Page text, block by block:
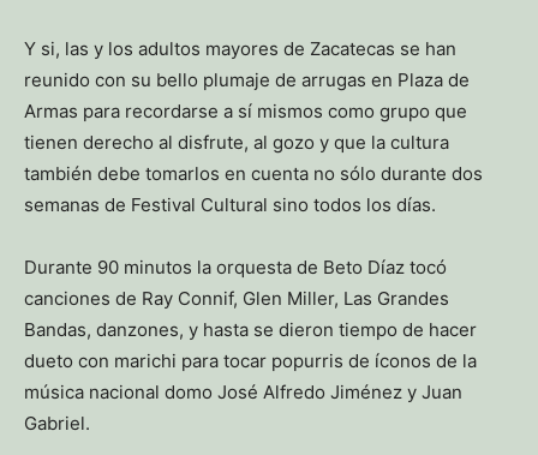
Y si, las y los adultos mayores de Zacatecas se han
reunido con su bello plumaje de arrugas en Plaza de
Armas para recordarse a sí mismos como grupo que
tienen derecho al disfrute, al gozo y que la cultura
también debe tomarlos en cuenta no sólo durante dos
semanas de Festival Cultural sino todos los días.
Durante 90 minutos la orquesta de Beto Díaz tocó
canciones de Ray Connif, Glen Miller, Las Grandes
Bandas, danzones, y hasta se dieron tiempo de hacer
dueto con marichi para tocar popurris de íconos de la
música nacional domo José Alfredo Jiménez y Juan
Gabriel.